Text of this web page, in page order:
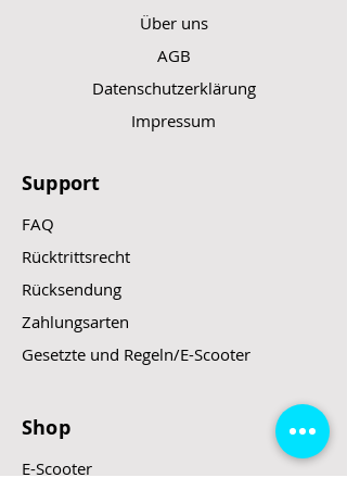
Über uns
AGB
Datenschutzerklärung
Impressum
Support
FAQ
Rücktrittsrecht
Rücksendung
Zahlungsarten
Gesetzte und Regeln/E-Scooter
Shop
E-Scooter